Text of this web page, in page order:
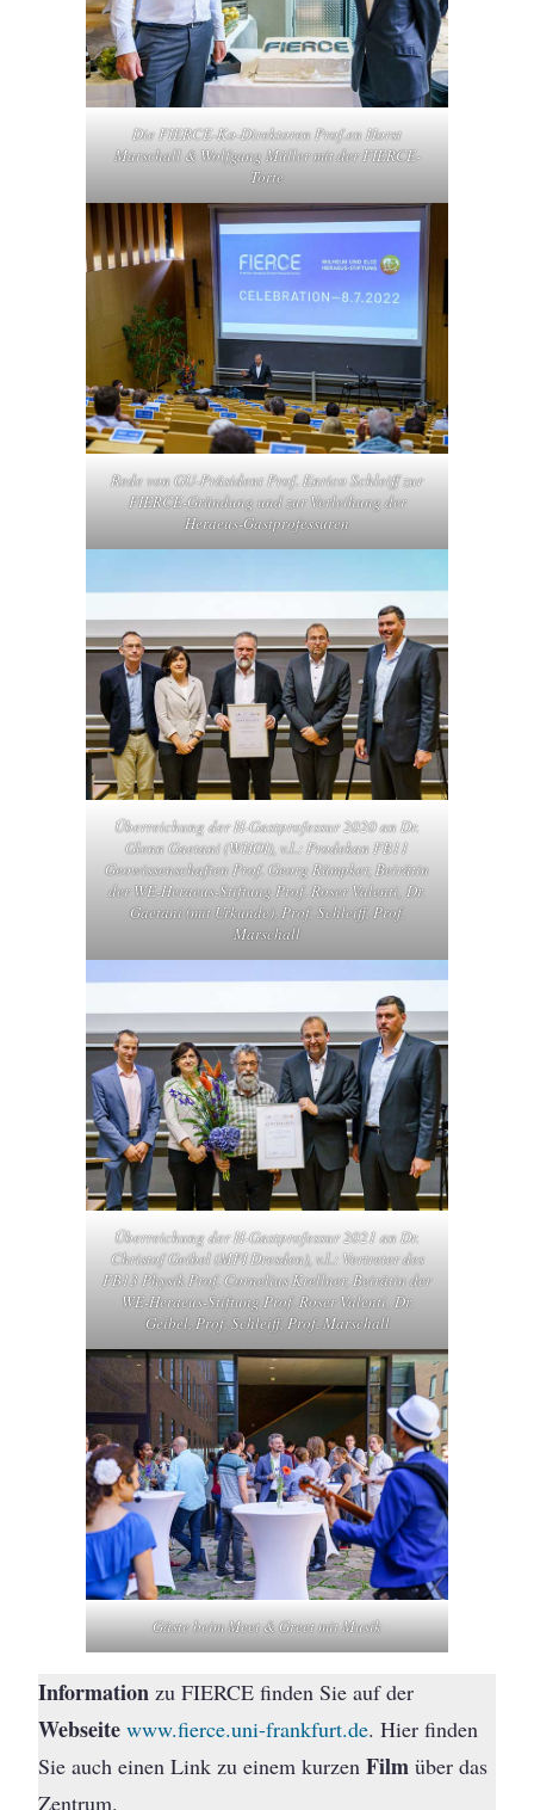
Die FIERCE-Ko-Direktoren Prof.en Horst
Marschall & Wolfgang Müller mit der FIERCE-
Torte
Rede von GU-Präsident Prof. Enrico Schleiff zur
FIERCE-Gründung und zur Verleihung der
Heraeus-Gastprofessuren
Überreichung der H-Gastprofessur 2020 an Dr.
Glenn Gaetani (WHOI), v.l.: Prodekan FB11
Geowissenschaften Prof. Georg Rümpker, Beirätin
der WE-Heraeus-Stiftung Prof. Roser Valenti, Dr.
Gaetani (mit Urkunde), Prof. Schleiff, Prof.
Marschall
Überreichung der H-Gastprofessur 2021 an Dr.
Christof Geibel (MPI Dresden), v.l.: Vertreter des
FB13 Physik Prof. Cornelius Krellner, Beirätin der
WE-Heraeus-Stiftung Prof. Roser Valenti, Dr.
Geibel, Prof. Schleiff, Prof. Marschall
Gäste beim Meet & Greet mit Musik
Informationzu FIERCE finden Sie auf der
Webseitewww.fierce.uni-frankfurt.de. Hier finden
Sie auch einen Link zu einem kurzenFilmüber das
Zentrum.